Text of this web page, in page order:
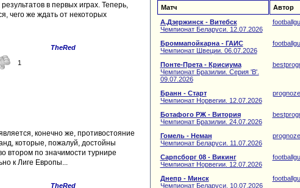
в первых играх. Теперь,
чего же ждать от некоторых
TheRed
1
конечно же, противостояние
которые, пожалуй, достойны
втором по значимости турнире
к Лиге Европы...
TheRed
Матч Автор
А.Дзержинск - Витебск
Чемпионат Беларуси. 12.07.2026
Броммапойкарна - ГАИС
Чемпионат Швеции. 06.07.2026
Понте-Прета - Крисиума
Чемпионат Бразилии. Серия 'B'.
09.07.2026
Бранн - Старт
Чемпионат Норвегии. 12.07.2026
Ботафого РЖ - Витория
Чемпионат Бразилии. 24.07.2026
Гомель - Неман
Чемпионат Беларуси. 11.07.2026
Сарпсборг 08 - Викинг
Чемпионат Норвегии. 12.07.2026
Днепр - Минск
Чемпионат Беларуси. 10.07.2026